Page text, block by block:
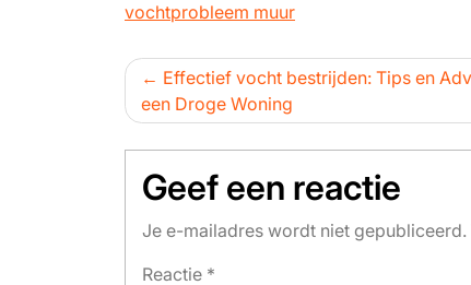
vochtprobleem muur
Bericht
navigatie
Effectief vocht bestrijden: Tips en
een Droge Woning
Geef een reactie
Je e-mailadres wordt niet gepubliceerd.
Reactie *